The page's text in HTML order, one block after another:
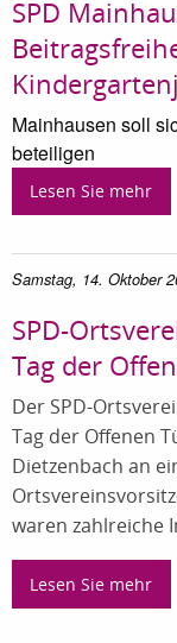
SPD
Mainhausen soll
beteiligen
Lesen Sie mehr
Samstag, 14. Oktober
SPD-
Tag der
Der SPD-
Tag der Offenen
Dietzenbach an
waren zahlreiche
Lesen Sie mehr